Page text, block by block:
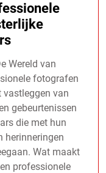
Wereld van
fotografen
vastleggen van
gebeurtenissen
die met hun
herinneringen
Wat maakt
professionele